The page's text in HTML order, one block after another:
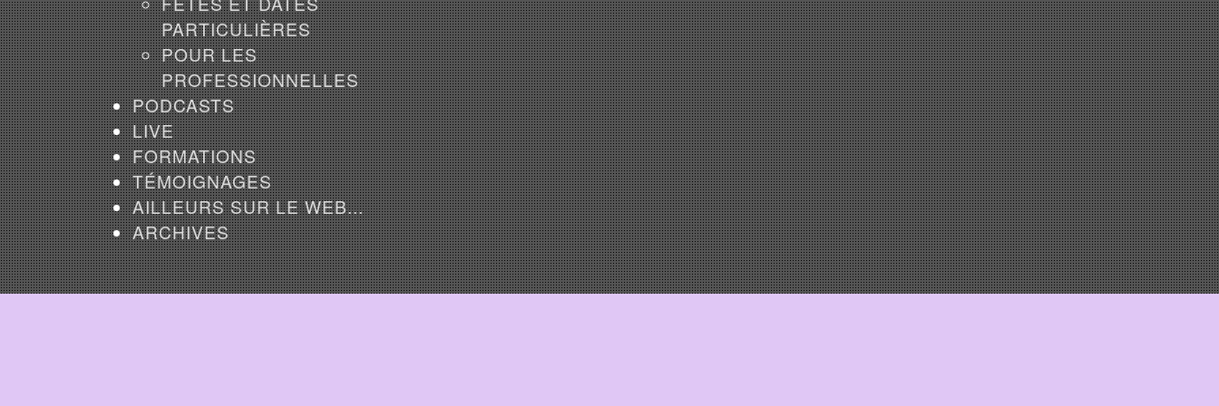
PARTICULIÈRES
POUR LES
PROFESSIONNELLES
PODCASTS
LIVE
FORMATIONS
TÉMOIGNAGES
AILLEURS SUR LE WEB...
ARCHIVES